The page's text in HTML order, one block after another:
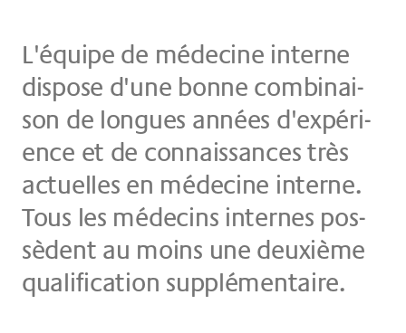
L'équi­pe de mé­de­ci­ne in­ter­ne
dis­po­se d'u­ne bon­ne com­bi­nai­
son de longues an­nées d'­ex­pé­ri­
ence et de con­nais­san­ces très
ac­tu­el­les en mé­de­ci­ne in­ter­ne.
Tous les mé­de­cins in­ter­nes pos­
sè­dent au moins une deu­xiè­me
qua­li­fi­ca­ti­on sup­plé­men­taire.